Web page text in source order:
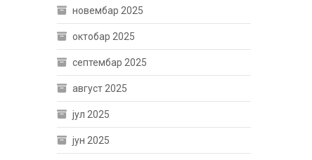
новембар 2025
октобар 2025
септембар 2025
август 2025
јул 2025
јун 2025